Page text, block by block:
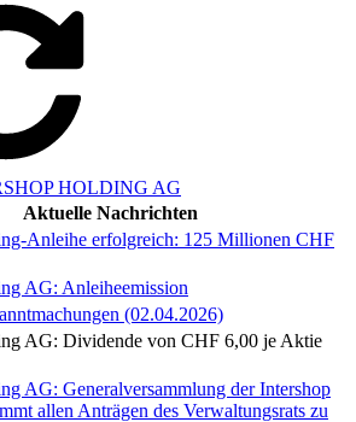
HOLDING AG
Aktuelle Nachrichten
Anleihe erfolgreich: 125 Millionen CHF
AG: Anleiheemission
(02.04.2026)
AG: Dividende von CHF 6,00 je Aktie
AG: Generalversammlung der Intershop
allen Anträgen des Verwaltungsrats zu